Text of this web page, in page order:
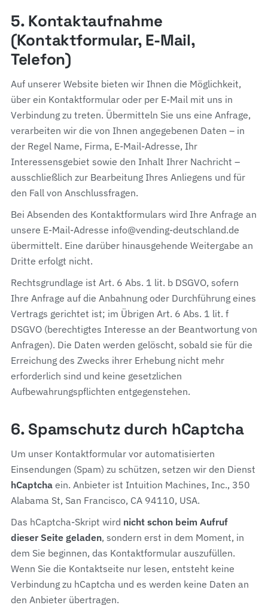
5. Kontaktaufnahme
(Kontaktformular, E-Mail,
Telefon)
Auf unserer Website bieten wir Ihnen die Möglichkeit,
über ein Kontaktformular oder per E-Mail mit uns in
Verbindung zu treten. Übermitteln Sie uns eine Anfrage,
verarbeiten wir die von Ihnen angegebenen Daten – in
der Regel Name, Firma, E-Mail-Adresse, Ihr
Interessensgebiet sowie den Inhalt Ihrer Nachricht –
ausschließlich zur Bearbeitung Ihres Anliegens und für
den Fall von Anschlussfragen.
Bei Absenden des Kontaktformulars wird Ihre Anfrage an
unsere E-Mail-Adresse info@vending-deutschland.de
übermittelt. Eine darüber hinausgehende Weitergabe an
Dritte erfolgt nicht.
Rechtsgrundlage ist Art. 6 Abs. 1 lit. b DSGVO, sofern
Ihre Anfrage auf die Anbahnung oder Durchführung eines
Vertrags gerichtet ist; im Übrigen Art. 6 Abs. 1 lit. f
DSGVO (berechtigtes Interesse an der Beantwortung von
Anfragen). Die Daten werden gelöscht, sobald sie für die
Erreichung des Zwecks ihrer Erhebung nicht mehr
erforderlich sind und keine gesetzlichen
Aufbewahrungspflichten entgegenstehen.
6. Spamschutz durch hCaptcha
Um unser Kontaktformular vor automatisierten
Einsendungen (Spam) zu schützen, setzen wir den Dienst
hCaptcha ein. Anbieter ist Intuition Machines, Inc., 350
Alabama St, San Francisco, CA 94110, USA.
Das hCaptcha-Skript wird nicht schon beim Aufruf
dieser Seite geladen, sondern erst in dem Moment, in
dem Sie beginnen, das Kontaktformular auszufüllen.
Wenn Sie die Kontaktseite nur lesen, entsteht keine
Verbindung zu hCaptcha und es werden keine Daten an
den Anbieter übertragen.